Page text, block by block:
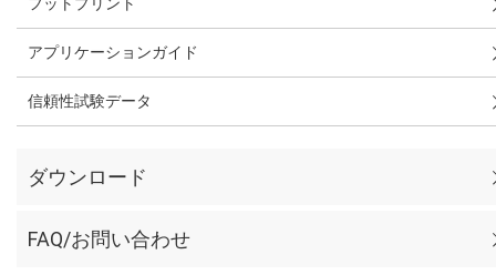
アプリケーションガイド
信頼性試験データ
ダウンロード
FAQ/お問い合わせ